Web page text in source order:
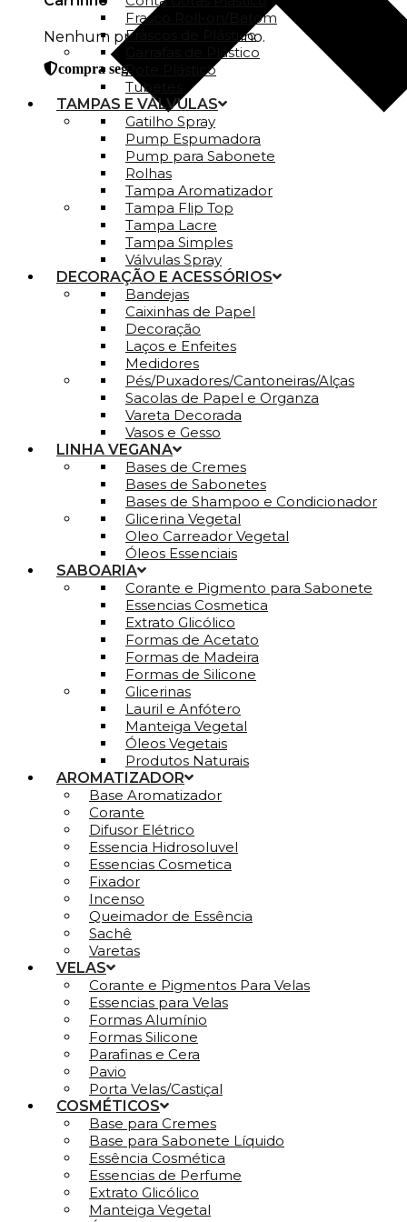
Nenhum produto no carrinho.
compra segura
Frasco Roll-on/Batom
Frascos de Plástico
Garrafas de Plástico
Pote Plástico
Tubetes
TAMPAS E VÁLVULAS
Gatilho Spray
Pump Espumadora
Pump para Sabonete
Rolhas
Tampa Aromatizador
Tampa Flip Top
Tampa Lacre
Tampa Simples
Válvulas Spray
DECORAÇÃO E ACESSÓRIOS
Bandejas
Caixinhas de Papel
Decoração
Laços e Enfeites
Medidores
Pés/Puxadores/Cantoneiras/Alças
Sacolas de Papel e Organza
Vareta Decorada
Vasos e Gesso
LINHA VEGANA
Bases de Cremes
Bases de Sabonetes
Bases de Shampoo e Condicionador
Glicerina Vegetal
Oleo Carreador Vegetal
Óleos Essenciais
SABOARIA
Corante e Pigmento para Sabonete
Essencias Cosmetica
Extrato Glicólico
Formas de Acetato
Formas de Madeira
Formas de Silicone
Glicerinas
Lauril e Anfótero
Manteiga Vegetal
Óleos Vegetais
Produtos Naturais
AROMATIZADOR
Base Aromatizador
Corante
Difusor Elétrico
Essencia Hidrosoluvel
Essencias Cosmetica
Fixador
Incenso
Queimador de Essência
Sachê
Varetas
VELAS
Corante e Pigmentos Para Velas
Essencias para Velas
Formas Alumínio
Formas Silicone
Parafinas e Cera
Pavio
Porta Velas/Castiçal
COSMÉTICOS
Base para Cremes
Base para Sabonete Líquido
Essência Cosmética
Essencias de Perfume
Extrato Glicólico
Manteiga Vegetal